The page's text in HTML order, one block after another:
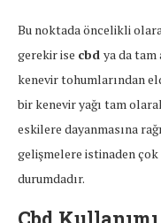
Bu noktada öncelikli
gerekir ise cbd ya da tam
kenevir tohumlarından
bir kenevir yağı tam
eskilere dayanmasına
gelişmelere istinaden
durumdadır.